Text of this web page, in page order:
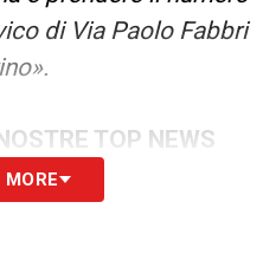
di Via Paolo Fabbri
TOP NEWS
MORE